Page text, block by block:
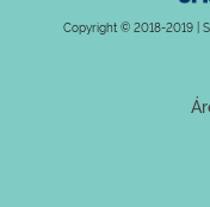
Copyright © 2018-2019 |